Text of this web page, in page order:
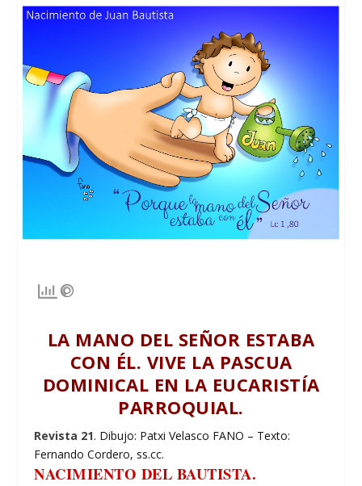
LA MANO DEL SEÑOR ESTABA
CON ÉL. VIVE LA PASCUA
DOMINICAL EN LA EUCARISTÍA
PARROQUIAL.
Revista 21. Dibujo: Patxi Velasco FANO – Texto:
Fernando Cordero, ss.cc.
NACIMIENTO DEL BAUTISTA.